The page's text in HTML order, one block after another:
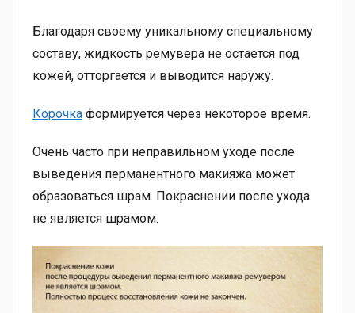
Благодаря своему уникальному специальному
составу, жидкость ремувера не остается под
кожей, отторгается и выводится наружу.
Корочка формируется через некоторое время.
Очень часто при неправильном уходе после
выведения перманентного макияжа может
образоваться шрам. Покраснении после ухода
не является шрамом.